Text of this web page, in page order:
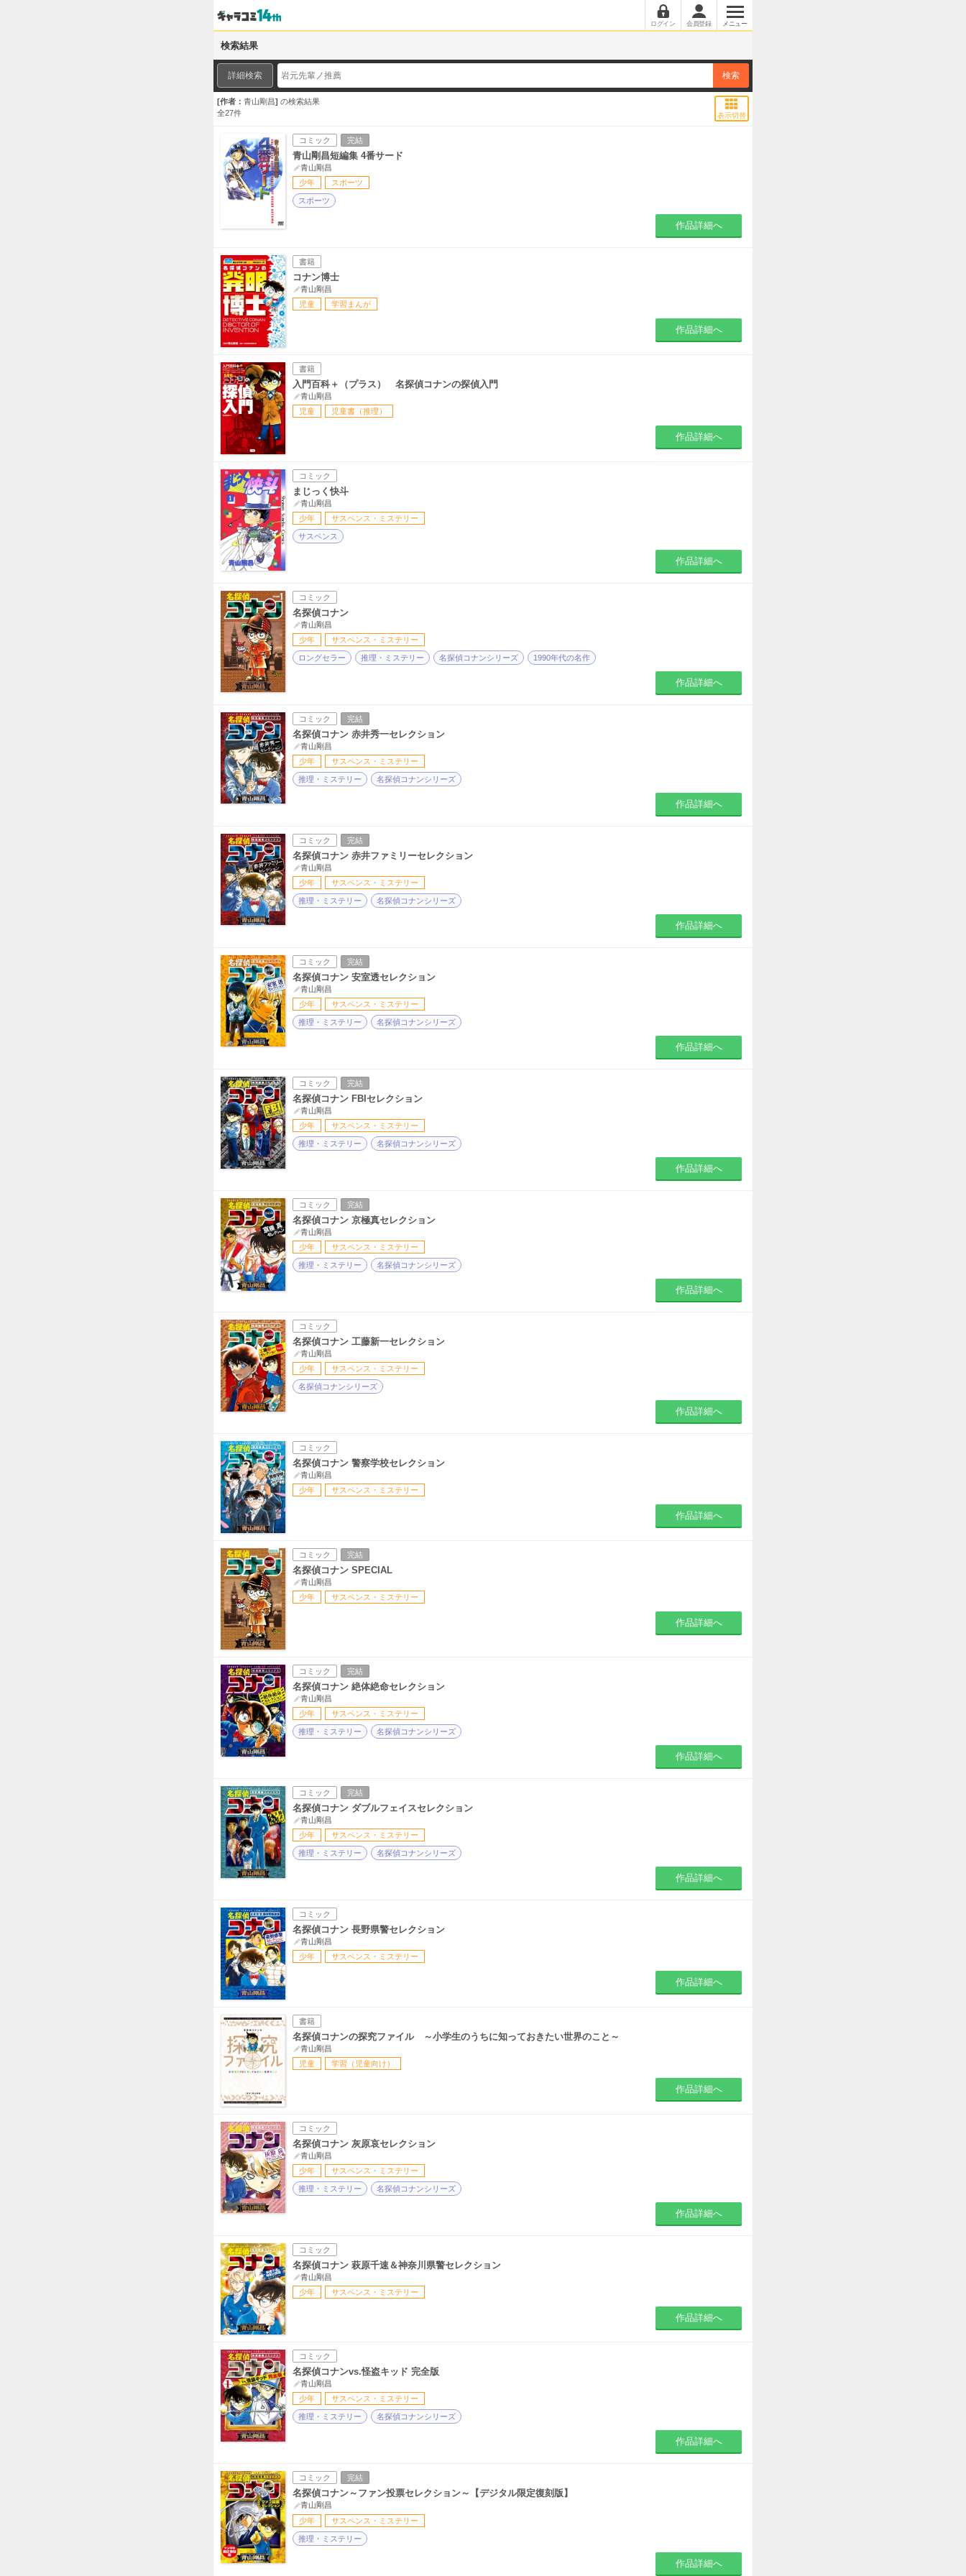
ログイン 会員登録 メニュー
検索結果
詳細検索 検索
作者： 青山剛昌
の検索結果
全27件 表紙のみに変更
表示切替
コミック 完結
青山剛昌短編集 4番サード
青山剛昌
少年
スポーツ
スポーツ
作品詳細へ
書籍
コナン博士
青山剛昌
児童
学習まんが
作品詳細へ
書籍
入門百科＋（プラス） 名探偵コナンの探偵入門
青山剛昌
児童
児童書（推理）
作品詳細へ
コミック
まじっく快斗
青山剛昌
少年
サスペンス・ミステリー
サスペンス
作品詳細へ
コミック
名探偵コナン
青山剛昌
少年
サスペンス・ミステリー
ロングセラー 推理・ミステリー 名探偵コナンシリーズ 1990年代の名作
作品詳細へ
コミック 完結
名探偵コナン 赤井秀一セレクション
青山剛昌
少年
サスペンス・ミステリー
推理・ミステリー 名探偵コナンシリーズ
作品詳細へ
コミック 完結
名探偵コナン 赤井ファミリーセレクション
青山剛昌
少年
サスペンス・ミステリー
推理・ミステリー 名探偵コナンシリーズ
作品詳細へ
コミック 完結
名探偵コナン 安室透セレクション
青山剛昌
少年
サスペンス・ミステリー
推理・ミステリー 名探偵コナンシリーズ
作品詳細へ
コミック 完結
名探偵コナン FBIセレクション
青山剛昌
少年
サスペンス・ミステリー
推理・ミステリー 名探偵コナンシリーズ
作品詳細へ
コミック 完結
名探偵コナン 京極真セレクション
青山剛昌
少年
サスペンス・ミステリー
推理・ミステリー 名探偵コナンシリーズ
作品詳細へ
コミック
名探偵コナン 工藤新一セレクション
青山剛昌
少年
サスペンス・ミステリー
名探偵コナンシリーズ
作品詳細へ
コミック
名探偵コナン 警察学校セレクション
青山剛昌
少年
サスペンス・ミステリー
作品詳細へ
コミック 完結
名探偵コナン SPECIAL
青山剛昌
少年
サスペンス・ミステリー
作品詳細へ
コミック 完結
名探偵コナン 絶体絶命セレクション
青山剛昌
少年
サスペンス・ミステリー
推理・ミステリー 名探偵コナンシリーズ
作品詳細へ
コミック 完結
名探偵コナン ダブルフェイスセレクション
青山剛昌
少年
サスペンス・ミステリー
推理・ミステリー 名探偵コナンシリーズ
作品詳細へ
コミック
名探偵コナン 長野県警セレクション
青山剛昌
少年
サスペンス・ミステリー
作品詳細へ
書籍
名探偵コナンの探究ファイル ～小学生のうちに知っておきたい世界のこと～
青山剛昌
児童
学習（児童向け）
作品詳細へ
コミック
名探偵コナン 灰原哀セレクション
青山剛昌
少年
サスペンス・ミステリー
推理・ミステリー 名探偵コナンシリーズ
作品詳細へ
コミック
名探偵コナン 萩原千速＆神奈川県警セレクション
青山剛昌
少年
サスペンス・ミステリー
作品詳細へ
コミック
名探偵コナンvs.怪盗キッド 完全版
青山剛昌
少年
サスペンス・ミステリー
推理・ミステリー 名探偵コナンシリーズ
作品詳細へ
コミック 完結
名探偵コナン～ファン投票セレクション～【デジタル限定復刻版】
青山剛昌
少年
サスペンス・ミステリー
推理・ミステリー
作品詳細へ